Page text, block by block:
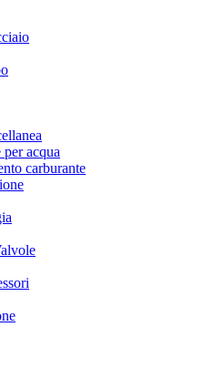
acqua
carburante